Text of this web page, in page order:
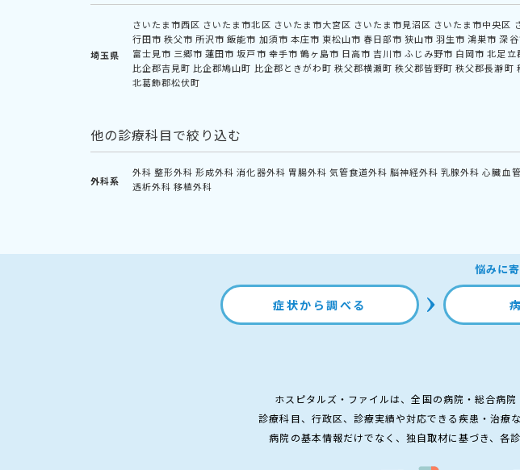
埼玉県
さいたま市西区 さいたま市北区 さいたま市大宮区 さいたま市見沼区 さいたま市中央区
行田市 秩父市 所沢市 飯能市 加須市 本庄市 東松山市 春日部市 狭山市 羽生市 鴻巣市 深
富士見市 三郷市 蓮田市 坂戸市 幸手市 鶴ヶ島市 日高市 吉川市 ふじみ野市 白岡市 北足立
比企郡吉見町 比企郡鳩山町 比企郡ときがわ町 秩父郡横瀬町 秩父郡皆野町 秩父郡長瀞町
北葛飾郡松伏町
他の診療科目で絞り込む
外科系
外科 整形外科 形成外科 消化器外科 胃腸外科 気管食道外科 脳神経外科 乳腺外科 心臓血
透析外科 移植外科
悩みに
症状から調べる
ホスピタルズ・ファイルは、全国の病院・総合病
診療科目、行政区、診療実績や対応できる疾患・治療
病院の基本情報だけでなく、独自取材に基づき、各